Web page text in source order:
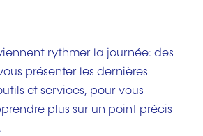
rythmer la journée: des
présenter les dernières
et services, pour vous
plus sur un point précis